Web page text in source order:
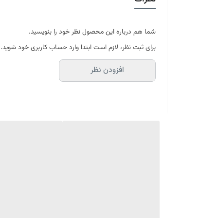
موجود در سایز بندی : 4 ، 6 ، 9 ، 12 متری ( قابل سفارش در ابعاد دلخواه-سایز غیر استاندارد)
ابعاد 6 متری : 200*300 سانتیمتر
ابعاد 9 متری : 250*350 سانتیمتر
ابعاد 12 متری : 300*400 سانتیمتر
ارسال کالای خواب متین تا کمتر از 30 روز کاری آینده
شما هم درباره این محصول نظر خود را بنویسید.
برای ثبت نظر، لازم است ابتدا وارد حساب کاربری خود شوید.
افزودن نظر